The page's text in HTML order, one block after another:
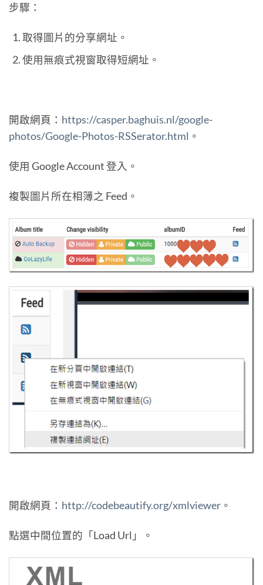
步驟：
取得圖片的分享網址。
使用無痕式視窗取得短網址。
開啟網頁： https://casper.baghuis.nl/google-
photos/Google-Photos-RSSerator.html 。
使用 Google Account 登入。
複製圖片所在相簿之 Feed。
開啟網頁： http://codebeautify.org/xmlviewer 。
點選中間位置的「Load Url」。